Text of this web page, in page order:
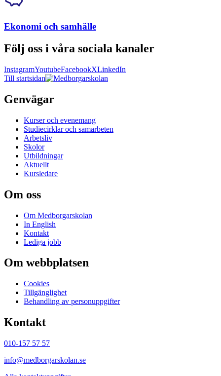
Ekonomi och samhälle
Följ oss i våra sociala kanaler
InstagramYoutubeFacebookXLinkedIn
Till startsidan
Genvägar
Kurser och evenemang
Studiecirklar och samarbeten
Arbetsliv
Skolor
Utbildningar
Aktuellt
Kursledare
Om oss
Om Medborgarskolan
In English
Kontakt
Lediga jobb
Om webbplatsen
Cookies
Tillgänglighet
Behandling av personuppgifter
Kontakt
010-157 57 57
info@medborgarskolan.se